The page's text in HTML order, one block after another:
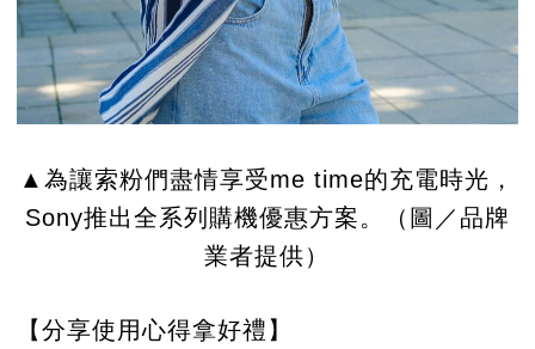
▲為讓索粉們盡情享受me time的充電時光，
Sony推出全系列購機優惠方案。（圖／品牌
業者提供）
【分享使用心得拿好禮】